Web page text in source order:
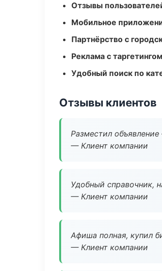
Отзывы
Мобильное
Партнёрство с
Реклама с
Удобный поиск по
Отзывы клиентов
Разместил
— Клиент компании
Удобный справочник,
— Клиент компании
Афиша полная, купил
— Клиент компании